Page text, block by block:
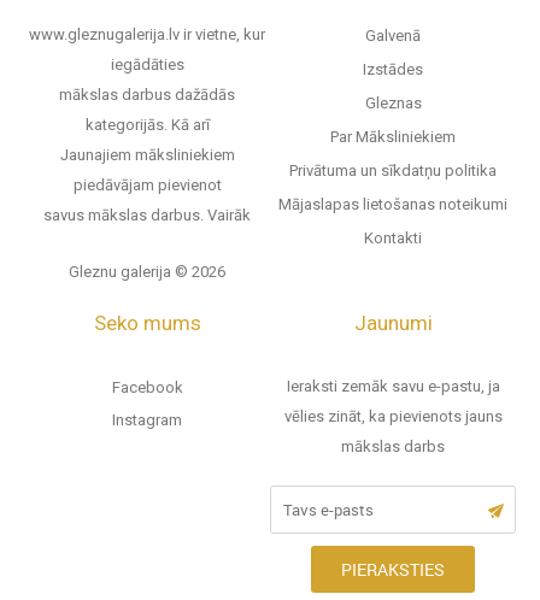
www.gleznugalerija.lv ir vietne, kur
iegādāties
mākslas darbus dažādās
kategorijās. Kā arī
Jaunajiem māksliniekiem
piedāvājam pievienot
savus mākslas darbus. Vairāk
Gleznu galerija © 2026
Galvenā
Izstādes
Gleznas
Par Māksliniekiem
Privātuma un sīkdatņu politika
Mājaslapas lietošanas noteikumi
Kontakti
Seko mums
Facebook
Instagram
Jaunumi
Ieraksti zemāk savu e-pastu, ja
vēlies zināt, ka pievienots jauns
mākslas darbs